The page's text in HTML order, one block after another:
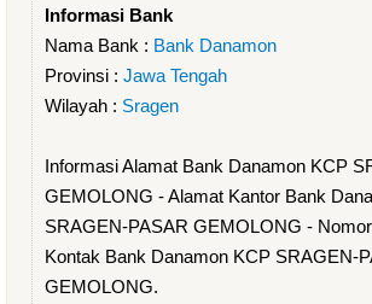
Informasi Bank
Nama Bank : Bank Danamon
Provinsi : Jawa Tengah
Wilayah : Sragen
Informasi Alamat Bank Danamon KCP
GEMOLONG - Alamat Kantor Bank
SRAGEN-PASAR GEMOLONG -
Kontak Bank Danamon KCP SRAGEN-
GEMOLONG.